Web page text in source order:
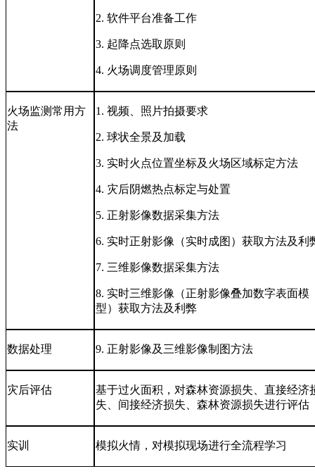
2.软件平台准备工作
3. 起降点选取原则
4. 火场调度管理原则
火场监测常用方
法
1.视频、照片拍摄要求
2.球状全景及加载
3. 实时火点位置坐标及火场区域标定方法
4. 灾后阴燃热点标定与处置
5. 正射影像数据采集方法
6. 实时正射影像（实时成图）获取方法及利
7. 三维影像数据采集方法
8. 实时三维影像（正射影像叠加数字表面模
型）获取方法及利弊
数据处理 9. 正射影像及三维影像制图方法
灾后评估
基于过火面积，对森林资源损失、直接经济
失、间接经济损失、森林资源损失进行评估
实训 模拟火情，对模拟现场进行全流程学习